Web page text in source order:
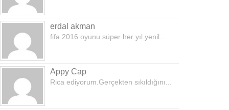
erdal akman
fifa 2016 oyunu süper her yıl yenil...
Appy Cap
Rica ediyorum.Gerçekten sıkıldığını...